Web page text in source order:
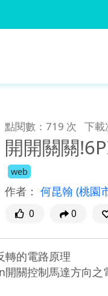
點閱數：719 次 下載
開開關關
web
作者： 何昆翰 (桃園
0 0
開關控制馬達方向之